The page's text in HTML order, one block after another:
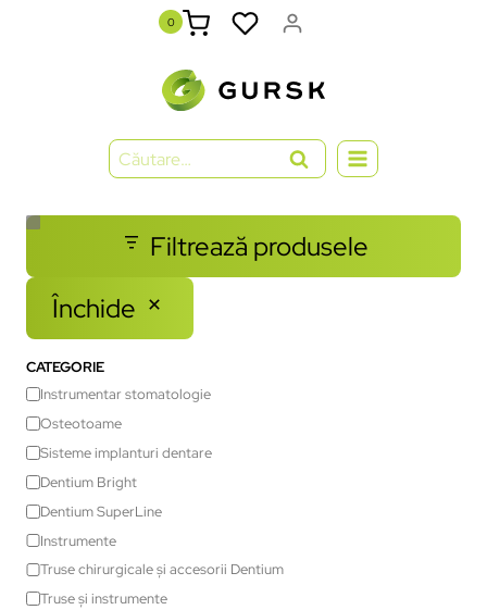
0
Filtrează produsele
Închide
CATEGORIE
Instrumentar stomatologie
Osteotoame
Sisteme implanturi dentare
Dentium Bright
Dentium SuperLine
Instrumente
Truse chirurgicale și accesorii Dentium
Truse și instrumente